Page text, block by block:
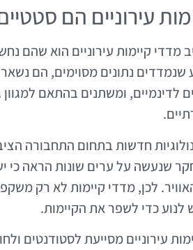
מדדי קיימות עירוניים הוא שהם
שנמדדים נתונים מסוימים, הם
לדינמיים, ומשתנים בהתאם למגוון
חדשות בתחום התחבורה
שנעשה על ערים שונות הראה כי
האוויר. לכן, מדדי קיימות לא רק
לנוע כדי לשפר את הקיימות.
עירוניים מסייעת לסטודנטים